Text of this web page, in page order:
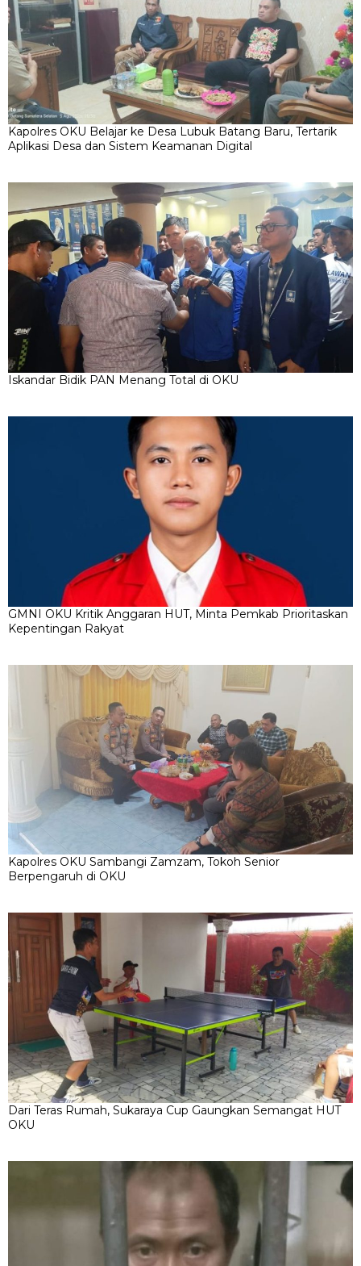
Kapolres OKU Belajar ke Desa Lubuk Batang Baru, Tertarik
Aplikasi Desa dan Sistem Keamanan Digital
Iskandar Bidik PAN Menang Total di OKU
GMNI OKU Kritik Anggaran HUT, Minta Pemkab Prioritaskan
Kepentingan Rakyat
Kapolres OKU Sambangi Zamzam, Tokoh Senior
Berpengaruh di OKU
Dari Teras Rumah, Sukaraya Cup Gaungkan Semangat HUT
OKU